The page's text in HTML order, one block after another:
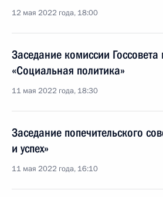
12 мая 2022 года, 18:00
Заседание комиссии
«Социальная политика»
11 мая 2022 года, 18:30
Заседание попечительского
и успех»
11 мая 2022 года, 16:10